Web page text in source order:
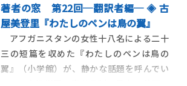
月に英国で刊行されるという情報を担当編
集者の私が聞いたのは、その前年の秋、タ
リバンによる首都カブール制圧が報じられ
たほんの少し後でした
著者の窓 第22回─翻訳者編─ ◈ 古
屋美登里『わたしのペンは鳥の翼』
アフガニスタンの女性十八名による二十
三の短篇を収めた『わたしのペンは鳥の
翼』（小学館）が、静かな話題を呼んでい